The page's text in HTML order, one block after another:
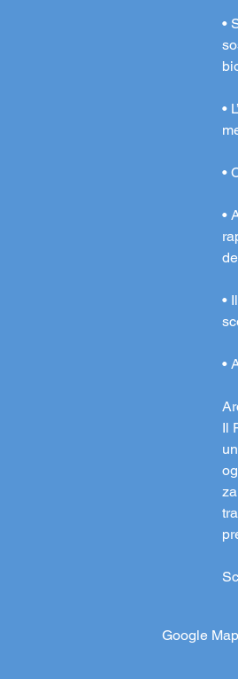
•
•
•
•
•
•
Il
Google